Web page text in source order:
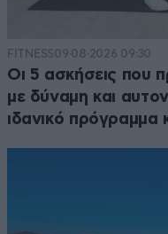
FITNESS09·08·2026 09:30
Οι 5 ασκήσεις που
με δύναμη και
ιδανικό